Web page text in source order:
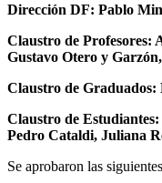
Dirección DF: Pablo
Claustro de Profesores:
Gustavo Otero y
Claustro de
Claustro de
Pedro Cataldi, Juliana
Se aprobaron las